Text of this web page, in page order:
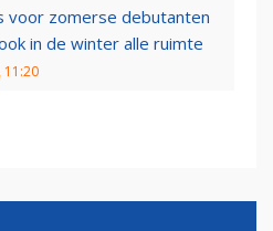
voor zomerse debutanten
in de winter alle ruimte
11:20